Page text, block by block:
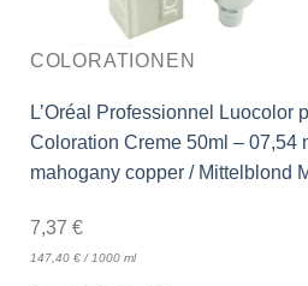
COLORATIONEN
L’Oréal Professionnel Luocolor
Coloration Creme 50ml – 07,54
mahogany copper / Mittelblond
7,37 €
147,40 €/ 1000 ml